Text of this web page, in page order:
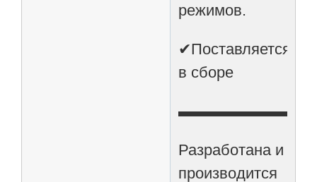
режимов.
✔Поставляется
в сборе
Разработана и
производится